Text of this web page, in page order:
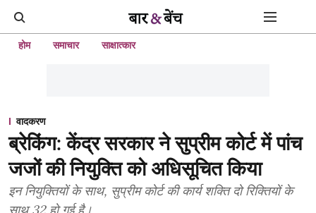
होम समाचार साक्षात्कार
वादकरण
ब्रेकिंग: केंद्र सरकार ने सुप्रीम कोर्ट में पांच
जजों की नियुक्ति को अधिसूचित किया
इन नियुक्तियों के साथ, सुप्रीम कोर्ट की कार्य शक्ति दो रिक्तियों के